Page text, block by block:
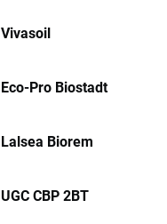
Vivasoil
Eco-Pro Biostadt
Lalsea Biorem
UGC CBP 2BT